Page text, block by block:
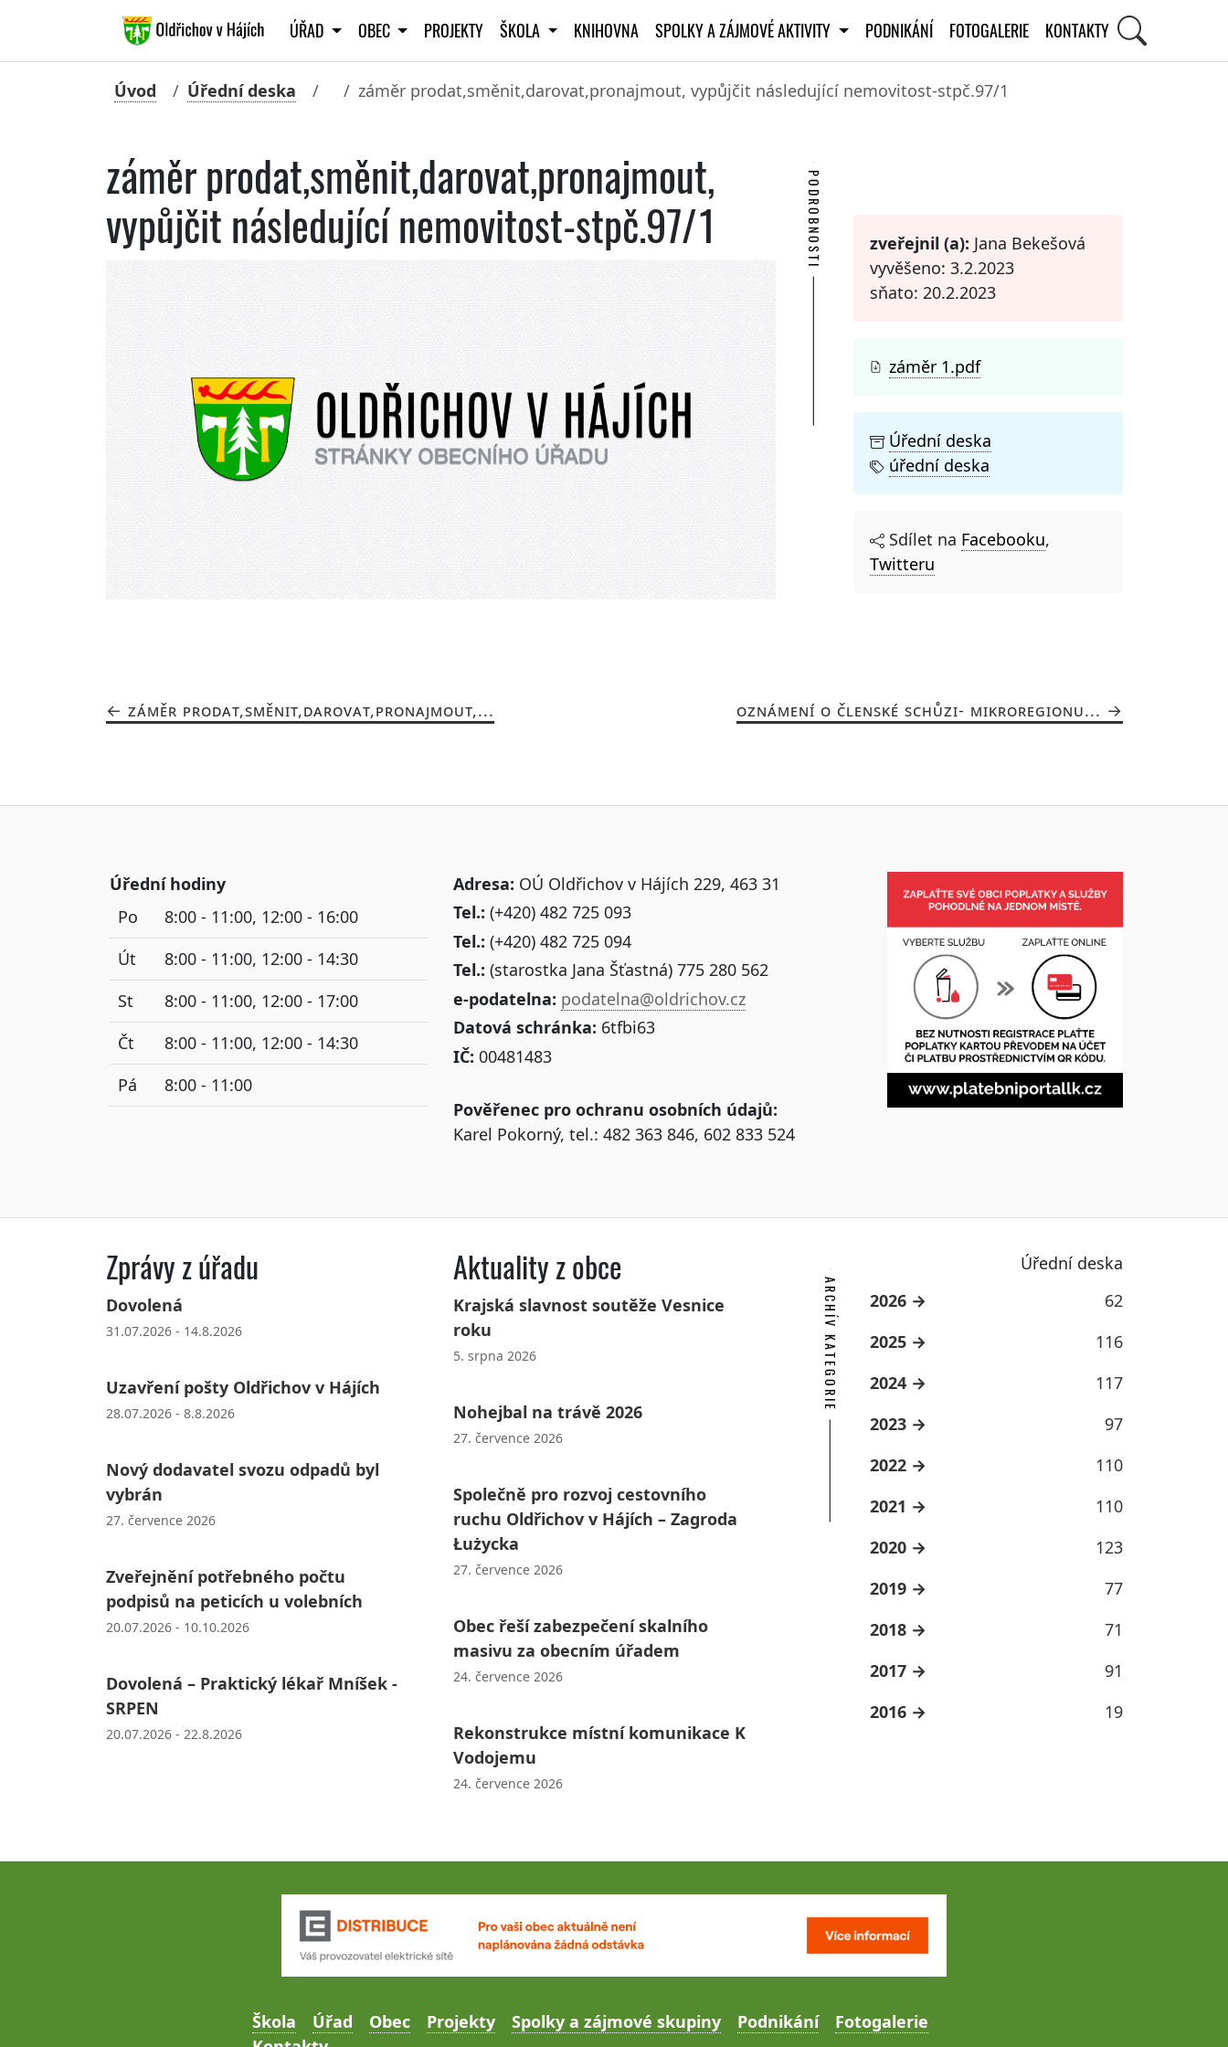
ÚŘAD OBEC PROJEKTY ŠKOLA KNIHOVNA SPOLKY A ZÁJMOVÉ AKTIVITY PODNIKÁNÍ FOTOGALERIE KONTAKTY
Úvod Úřední deska záměr prodat,směnit,darovat,pronajmout, vypůjčit následující nemovitost-stpč.97/1
záměr prodat,směnit,darovat,pronajmout,
vypůjčit následující nemovitost-stpč.97/1
PODROBNOSTI zveřejnil (a): Jana Bekešová
vyvěšeno: 3.2.2023
sňato: 20.2.2023
záměr 1.pdf
Úřední deska
úřední deska
Sdílet na Facebooku,
Twitteru
ZÁMĚR PRODAT,SMĚNIT,DAROVAT,PRONAJMOUT,... OZNÁMENÍ O ČLENSKÉ SCHŮZI- MIKROREGIONU...
Úřední hodiny
Po
8:00 - 11:00, 12:00 - 16:00
Út
8:00 - 11:00, 12:00 - 14:30
St
8:00 - 11:00, 12:00 - 17:00
Čt
8:00 - 11:00, 12:00 - 14:30
Pá
8:00 - 11:00
Adresa: OÚ Oldřichov v Hájích 229, 463 31
Tel.: (+420) 482 725 093
Tel.: (+420) 482 725 094
Tel.: (starostka Jana Šťastná) 775 280 562
e-podatelna: podatelna@oldrichov.cz
Datová schránka: 6tfbi63
IČ: 00481483
Pověřenec pro ochranu osobních údajů:
Karel Pokorný, tel.: 482 363 846, 602 833 524
Zprávy z úřadu
Dovolená
31.07.2026 - 14.8.2026
Uzavření pošty Oldřichov v Hájích
28.07.2026 - 8.8.2026
Nový dodavatel svozu odpadů byl
vybrán
27. července 2026
Zveřejnění potřebného počtu
podpisů na peticích u volebních
20.07.2026 - 10.10.2026
Dovolená – Praktický lékař Mníšek -
SRPEN
20.07.2026 - 22.8.2026
Aktuality z obce
Krajská slavnost soutěže Vesnice
roku
5. srpna 2026
Nohejbal na trávě 2026
27. července 2026
Společně pro rozvoj cestovního
ruchu Oldřichov v Hájích – Zagroda
Łużycka
27. července 2026
Obec řeší zabezpečení skalního
masivu za obecním úřadem
24. července 2026
Rekonstrukce místní komunikace K
Vodojemu
24. července 2026
Úřední deska
ARCHÍV KATEGORIE 2026
62
2025
116
2024
117
2023
97
2022
110
2021
110
2020
123
2019
77
2018
71
2017
91
2016
19
Škola Úřad Obec Projekty Spolky a zájmové skupiny Podnikání
Fotogalerie